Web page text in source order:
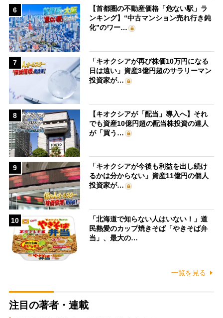
6
【首都圏の不動産価格「危ない駅」ラ
ンキング】“中古マンション売れ行き鈍
化”のワー…
7
「キオクシアが再び株価10万円になる
日は遠い」資産3億円超のサラリーマン
投資家が…
8
【キオクシアが「配当」導入へ】それ
でも資産10億円超の配当株投資の達人
が「買う…
9
「キオクシアが今後も利益を出し続け
るかは分からない」資産11億円の個人
投資家が…
10
「北海道で知らない人はいない！」道
民熱愛のカップ焼きそば「やきそば弁
当」、最大の…
一覧を見る
注目の著者・連載